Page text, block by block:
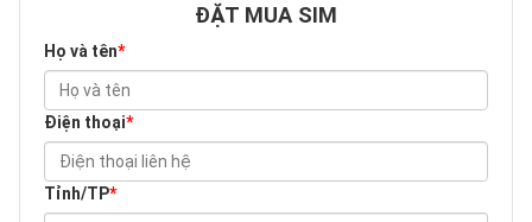
ĐẶT MUA SIM
Họ và tên*
Điện thoại*
Tỉnh/TP*